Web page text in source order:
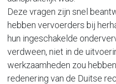
Deze vragen zijn snel
hebben vervoerders bij
hun ingeschakelde
verdween, niet in de
werkzaamheden zou
redenering van de Duitse